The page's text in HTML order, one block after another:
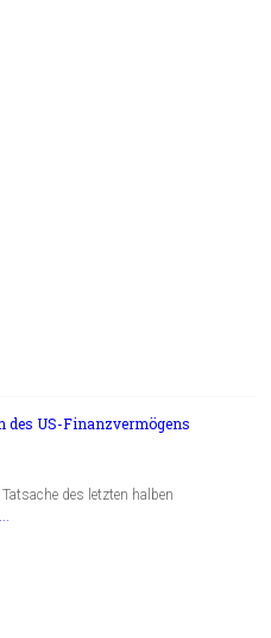
des US-Finanzvermögens
des letzten halben